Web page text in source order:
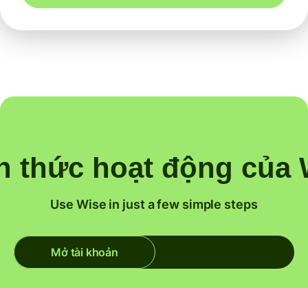
thức hoạt động của
Use Wise in just a few simple steps
Mở tài khoản